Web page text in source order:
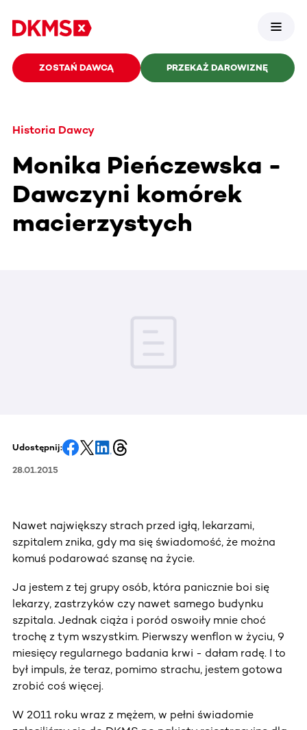
ZOSTAŃ DAWCĄ PRZEKAŻ DAROWIZNĘ
Historia Dawcy
Monika Pieńczewska -
Dawczyni komórek
macierzystych
Udostępnij:
28.01.2015
Nawet największy strach przed igłą, lekarzami,
szpitalem znika, gdy ma się świadomość, że można
komuś podarować szansę na życie.
Ja jestem z tej grupy osób, która panicznie boi się
lekarzy, zastrzyków czy nawet samego budynku
szpitala. Jednak ciąża i poród oswoiły mnie choć
trochę z tym wszystkim. Pierwszy wenflon w życiu, 9
miesięcy regularnego badania krwi - dałam radę. I to
był impuls, że teraz, pomimo strachu, jestem gotowa
zrobić coś więcej.
W 2011 roku wraz z mężem, w pełni świadomie